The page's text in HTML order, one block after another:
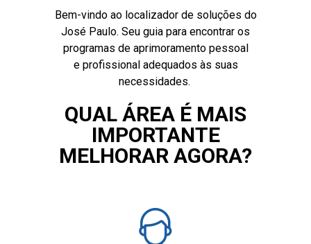
Bem-vindo ao localizador de soluções do
José Paulo. Seu guia para encontrar os
programas de aprimoramento pessoal
e profissional adequados às suas
necessidades.
QUAL ÁREA É MAIS
IMPORTANTE
MELHORAR AGORA?